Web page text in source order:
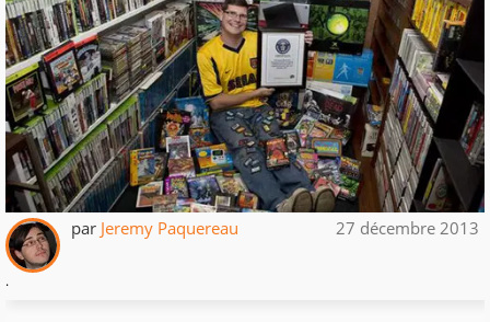
par Jeremy Paquereau 27 décembre 2013
.